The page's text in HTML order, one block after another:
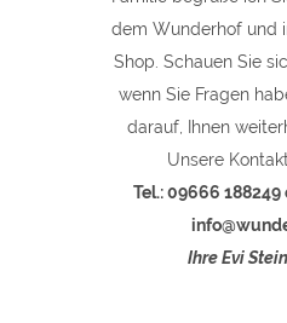
dem Wunderhof und
Shop. Schauen Sie
wenn Sie Fragen
darauf, Ihnen
Unsere
Tel.: 09666
Ihre Evi